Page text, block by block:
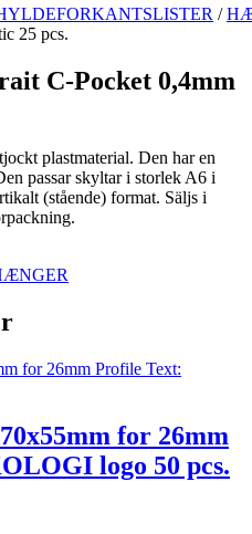
/
25 pcs.
C-Pocket 0,4mm
plastmaterial. Den har en
passar skyltar i storlek A6 i
(stående) format. Säljs i
for 26mm
logo 50 pcs.